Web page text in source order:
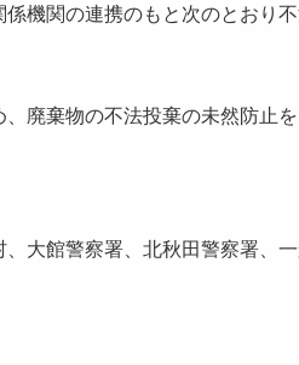
機関の連携のもと次のとおり
廃棄物の不法投棄の未然防止
大館警察署、北秋田警察署、